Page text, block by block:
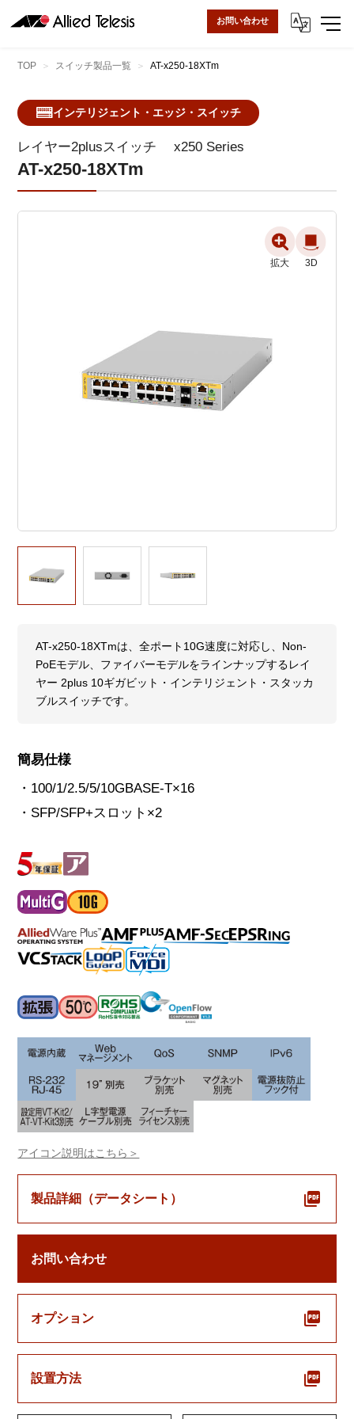
お問い合わせ
TOP スイッチ製品一覧 AT-x250-18XTm
レイヤー2plusスイッチ x250 Series
AT-x250-18XTm
インテリジェント・エッジ・スイッチ
拡大 3D
拡大 3D
拡大 3D
AT-x250-18XTmは、全ポート10G速度に対応し、Non-
PoEモデル、ファイバーモデルをラインナップするレイ
ヤー 2plus 10ギガビット・インテリジェント・スタッカ
ブルスイッチです。
簡易仕様
・100/1/2.5/5/10GBASE-T×16
・SFP/SFP+スロット×2
アイコン説明はこちら＞
製品詳細（データシート）
お問い合わせ
オプション
設置方法